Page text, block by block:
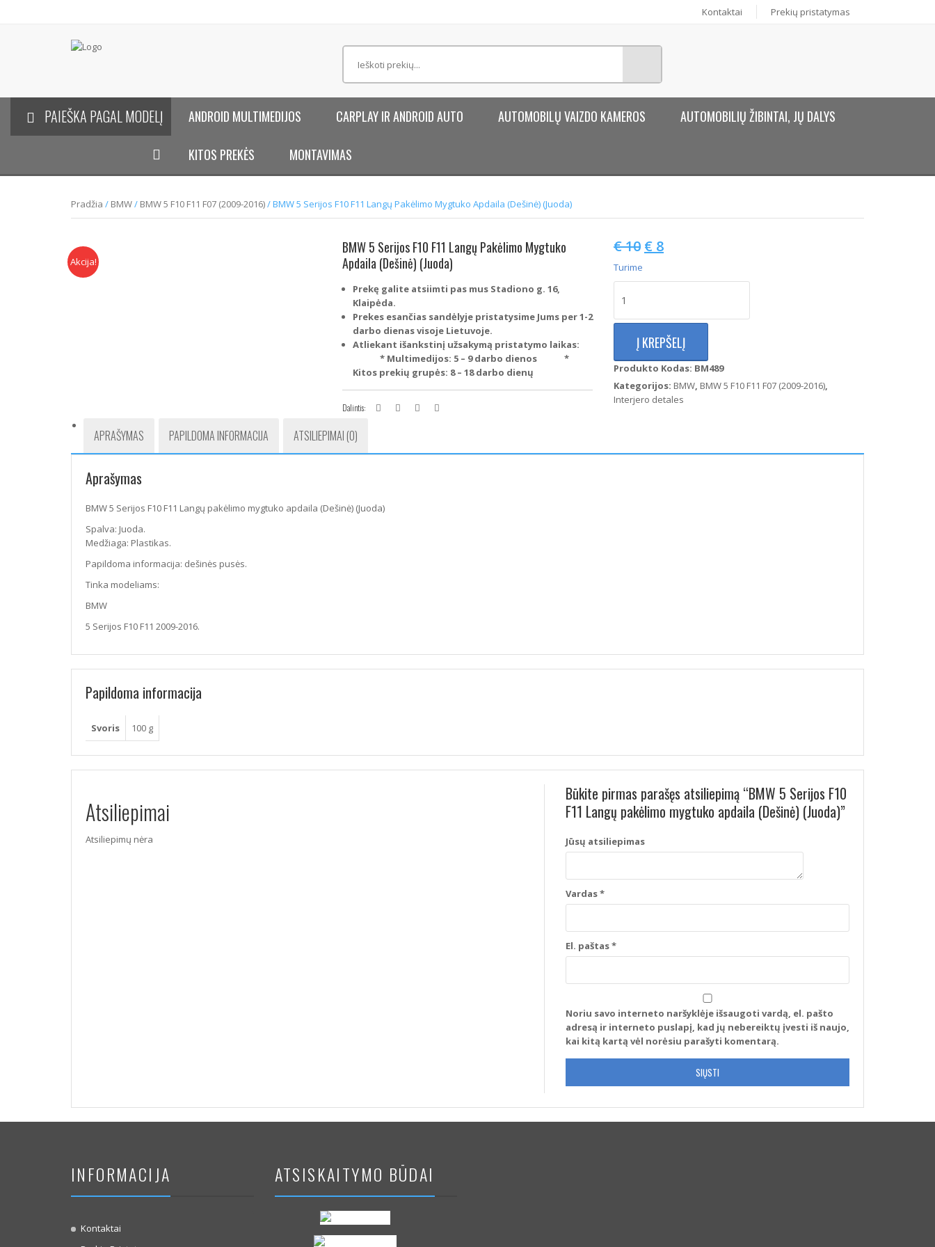
Kontaktai Prekių pristatymas
PAIEŠKA PAGAL MODELĮ ANDROID MULTIMEDIJOS CARPLAY IR ANDROID AUTO AUTOMOBILŲ VAIZDO KAMEROS AUTOMOBILIŲ ŽIBINTAI, JŲ DALYS
KITOS PREKĖS MONTAVIMAS
Pradžia / BMW/ BMW 5 F10 F11 F07 (2009-2016)/ BMW 5 Serijos F10 F11 Langų Pakėlimo Mygtuko Apdaila (Dešinė) (Juoda)
Akcija!
BMW 5 Serijos F10 F11 Langų Pakėlimo Mygtuko
Apdaila (Dešinė) (Juoda)
Prekę galite atsiimti pas mus Stadiono g. 16,
Klaipėda.
Prekes esančias sandėlyje pristatysime Jums per 1-2
darbo dienas visoje Lietuvoje.
Atliekant išankstinį užsakymą pristatymo laikas:
* Multimedijos: 5 – 9 darbo dienos *
Kitos prekių grupės: 8 – 18 darbo dienų
Dalintis:
€10 € 8
Turime
kiekis:
Serijos
F10
F11
Langų
pakėlimo
(Juoda)
Į KREPŠELĮ
Produkto Kodas: BM489
Kategorijos: BMW, BMW 5 F10 F11 F07 (2009-2016),
Interjero detales
APRAŠYMAS PAPILDOMA INFORMACIJA ATSILIEPIMAI (0)
Aprašymas
BMW 5 Serijos F10 F11 Langų pakėlimo mygtuko apdaila (Dešinė) (Juoda)
Spalva: Juoda.
Medžiaga: Plastikas.
Papildoma informacija: dešinės pusės.
Tinka modeliams:
BMW
5 Serijos F10 F11 2009-2016.
Papildoma informacija
Svoris 100 g
Atsiliepimai
Atsiliepimų nėra
Būkite pirmas parašęs atsiliepimą “BMW 5 Serijos F10
F11 Langų pakėlimo mygtuko apdaila (Dešinė) (Juoda)”
Jūsų atsiliepimas
Vardas*
El. paštas*
Noriu savo interneto naršyklėje išsaugoti vardą, el. pašto
adresą ir interneto puslapį, kad jų nebereiktų įvesti iš naujo,
kai kitą kartą vėl norėsiu parašyti komentarą.
INFORMACIJA
Kontaktai
ATSISKAITYMO BŪDAI